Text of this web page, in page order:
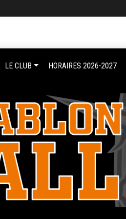
LE CLUB HORAIRES 2026-2027